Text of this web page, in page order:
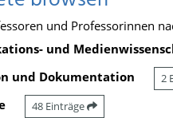
und Professorinnen
und
und Dokumentation 2
48 Einträge